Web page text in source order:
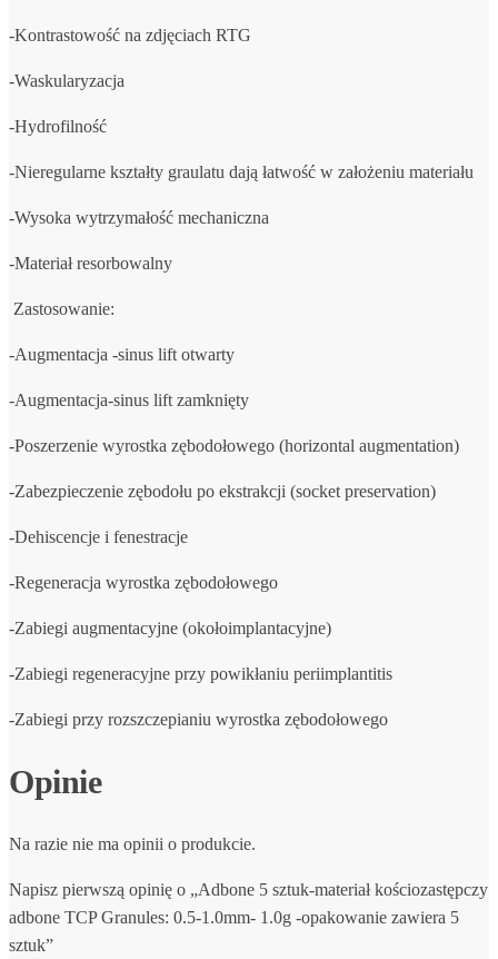
-Kontrastowość na zdjęciach RTG
-Waskularyzacja
-Hydrofilność
-Nieregularne kształty graulatu dają łatwość w założeniu materiału
-Wysoka wytrzymałość mechaniczna
-Materiał resorbowalny
Zastosowanie:
-Augmentacja -sinus lift otwarty
-Augmentacja-sinus lift zamknięty
-Poszerzenie wyrostka zębodołowego (horizontal augmentation)
-Zabezpieczenie zębodołu po ekstrakcji (socket preservation)
-Dehiscencje i fenestracje
-Regeneracja wyrostka zębodołowego
-Zabiegi augmentacyjne (okołoimplantacyjne)
-Zabiegi regeneracyjne przy powikłaniu periimplantitis
-Zabiegi przy rozszczepianiu wyrostka zębodołowego
Opinie
Na razie nie ma opinii o produkcie.
Napisz pierwszą opinię o „Adbone 5 sztuk-materiał kościozastępczy
adbone TCP Granules: 0.5-1.0mm- 1.0g -opakowanie zawiera 5
sztuk”